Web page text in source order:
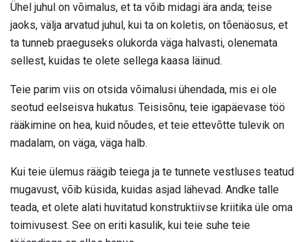
Ühel juhul on võimalus, et ta võib midagi ära anda; teise
jaoks, välja arvatud juhul, kui ta on koletis, on tõenäosus, et
ta tunneb praeguseks olukorda väga halvasti, olenemata
sellest, kuidas te olete sellega kaasa läinud.
Teie parim viis on otsida võimalusi ühendada, mis ei ole
seotud eelseisva hukatus. Teisisõnu, teie igapäevase töö
rääkimine on hea, kuid nõudes, et teie ettevõtte tulevik on
madalam, on väga, väga halb.
Kui teie ülemus räägib teiega ja te tunnete vestluses teatud
mugavust, võib küsida, kuidas asjad lähevad. Andke talle
teada, et olete alati huvitatud konstruktiivse kriitika üle oma
toimivusest. See on eriti kasulik, kui teie suhe teie